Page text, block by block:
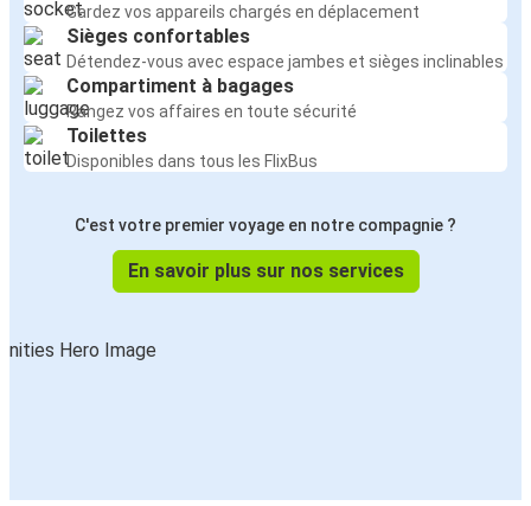
Gardez vos appareils chargés en déplacement
Sièges confortables
Détendez-vous avec espace jambes et sièges inclinables
Compartiment à bagages
Rangez vos affaires en toute sécurité
Toilettes
Disponibles dans tous les FlixBus
C'est votre premier voyage en notre compagnie ?
En savoir plus sur nos services